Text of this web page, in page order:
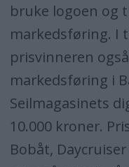
bruke logoen og
markedsføring. I
prisvinneren
markedsføring i
Seilmagasinets
10.000 kroner.
Bobåt,